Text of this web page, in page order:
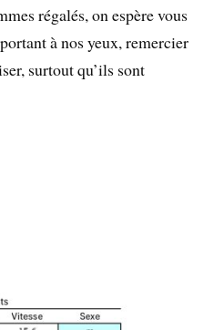
régalés, on espère vous
à nos yeux, remercier
surtout qu’ils sont